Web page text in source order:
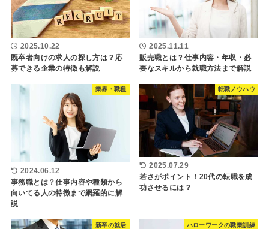
2025.10.22
既卒者向けの求人の探し方は？応
募できる企業の特徴も解説
2025.11.11
販売職とは？仕事内容・年収・必
要なスキルから就職方法まで解説
業界・職種
2024.06.12
事務職とは？仕事内容や種類から
向いてる人の特徴まで網羅的に解
説
転職ノウハウ
2025.07.29
若さがポイント！20代の転職を成
功させるには？
新卒の就活 ハローワークの職業訓練